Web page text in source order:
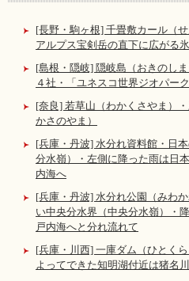
[長野・駒ヶ根] 千畳敷カール（
アルプス宝剣岳の直下に広がる
[島根・隠岐] 隠岐島（おきのし
４社・「ユネスコ世界ジオパー
[奈良] 若草山（わかくさやま）
かさのやま）
[兵庫・丹波] 水分れ資料館・日
分水嶺）・左側に降った雨は日
内海へ
[兵庫・丹波] 水分れ公園（みわ
い中央分水界（中央分水嶺）・
戸内海へと分れ流れて
[兵庫・川西] 一庫ダム（ひとく
よってできた知明湖付近は猪名